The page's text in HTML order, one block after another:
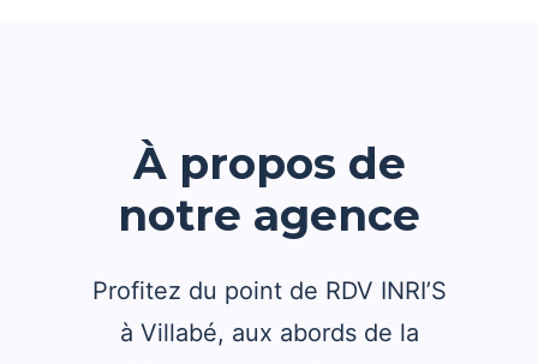
À propos de
notre agence
Profitez du point de RDV INRI’S
à Villabé, aux abords de la